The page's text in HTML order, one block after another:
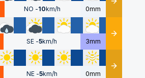
NO -10km/h 0mm Détails
SE -5km/h 3mm Détails
NE -5km/h 0mm Détails